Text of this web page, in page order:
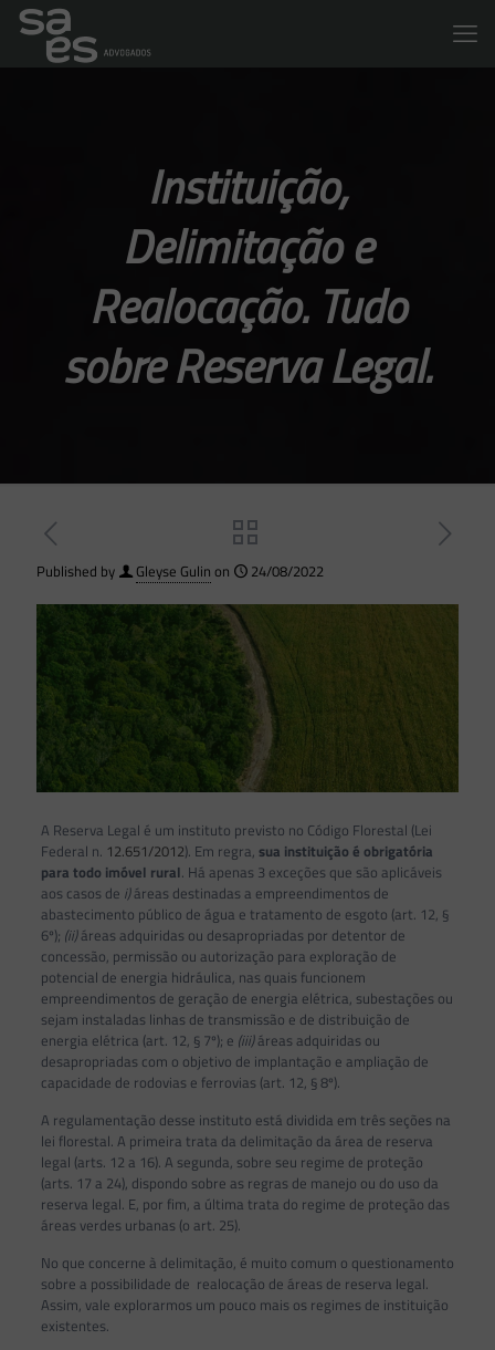
Instituição,
Delimitação e
Realocação. Tudo
sobre Reserva Legal.
Published by Gleyse Gulin on 24/08/2022
A Reserva Legal é um instituto previsto no Código Florestal (Lei
Federal n. 12.651/2012). Em regra, sua instituição é obrigatória
para todo imóvel rural. Há apenas 3 exceções que são aplicáveis
aos casos de i)áreas destinadas a empreendimentos de
abastecimento público de água e tratamento de esgoto (art. 12, §
6º); (ii)áreas adquiridas ou desapropriadas por detentor de
concessão, permissão ou autorização para exploração de
potencial de energia hidráulica, nas quais funcionem
empreendimentos de geração de energia elétrica, subestações ou
sejam instaladas linhas de transmissão e de distribuição de
energia elétrica (art. 12, § 7º); e (iii)áreas adquiridas ou
desapropriadas com o objetivo de implantação e ampliação de
capacidade de rodovias e ferrovias (art. 12, § 8º).
A regulamentação desse instituto está dividida em três seções na
lei florestal. A primeira trata da delimitação da área de reserva
legal (arts. 12 a 16). A segunda, sobre seu regime de proteção
(arts. 17 a 24), dispondo sobre as regras de manejo ou do uso da
reserva legal. E, por fim, a última trata do regime de proteção das
áreas verdes urbanas (o art. 25).
No que concerne à delimitação, é muito comum o questionamento
sobre a possibilidade de realocação de áreas de reserva legal.
Assim, vale explorarmos um pouco mais os regimes de instituição
existentes.